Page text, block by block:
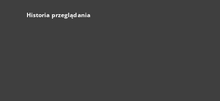
Historia przeglądania